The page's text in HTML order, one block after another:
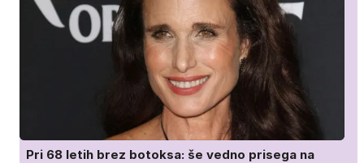
Pri 68 letih brez botoksa: še vedno prisega na